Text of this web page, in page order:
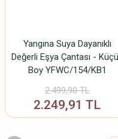
Yangına Suya Dayanıklı
Değerli Eşya Çantası -
Boy YFWC/154/KB1
2.499,90 TL
2.249,91 TL